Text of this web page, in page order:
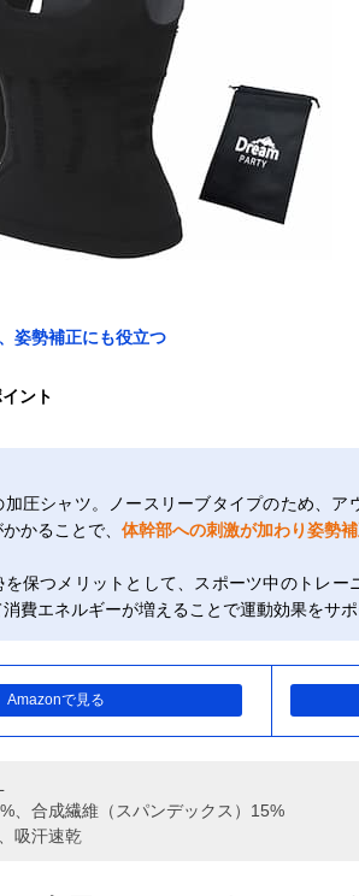
姿勢補正にも役立つ
ント
加圧シャツ。ノースリーブタイプのため、ア
かることで、 体幹部への刺激が加わり姿勢
を保つメリットとして、スポーツ中のトレー
費エネルギーが増えることで運動効果をサ
Amazonで見る
、合成繊維（スパンデックス）15%
吸汗速乾